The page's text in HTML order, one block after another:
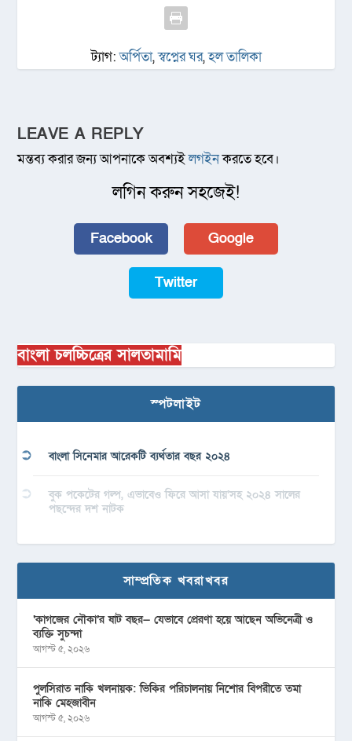
ট্যাগ:অর্পিতা,স্বপ্নের ঘর,হল তালিকা
LEAVE A REPLY
মন্তব্য করার জন্য আপনাকে অবশ্যইলগইনকরতে হবে।
লগিন করুন সহজেই!
Facebook Google
Twitter
বাংলা চলচ্চিত্রের সালতামামি
স্পটলাইট
বাংলা সিনেমার আরেকটি ব্যর্থতার বছর ২০২৪
বুক পকেটের গল্প, এভাবেও ফিরে আসা যায়’সহ ২০২৪ সালের
পছন্দের দশ নাটক
সাম্প্রতিক খবরাখবর
‘কাগজের নৌকা’র ষাট বছর— যেভাবে প্রেরণা হয়ে আছেন অভিনেত্রী ও
ব্যক্তি সুচন্দা
আগস্ট ৫, ২০২৬
পুলসিরাত নাকি খলনায়ক: ভিকির পরিচালনায় নিশোর বিপরীতে তমা
নাকি মেহজাবীন
আগস্ট ৫, ২০২৬